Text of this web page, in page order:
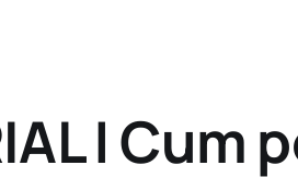
| Cum